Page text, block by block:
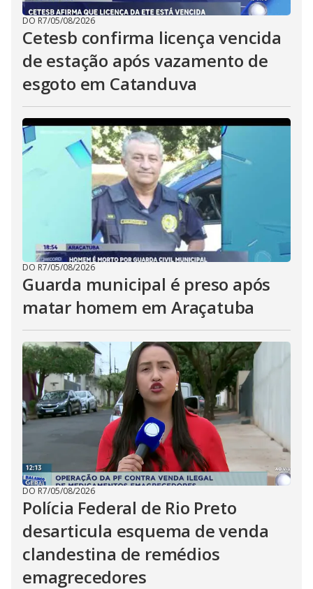
DO R7/05/08/2026
Cetesb confirma licença vencida
de estação após vazamento de
esgoto em Catanduva
DO R7/05/08/2026
Guarda municipal é preso após
matar homem em Araçatuba
DO R7/05/08/2026
Polícia Federal de Rio Preto
desarticula esquema de venda
clandestina de remédios
emagrecedores